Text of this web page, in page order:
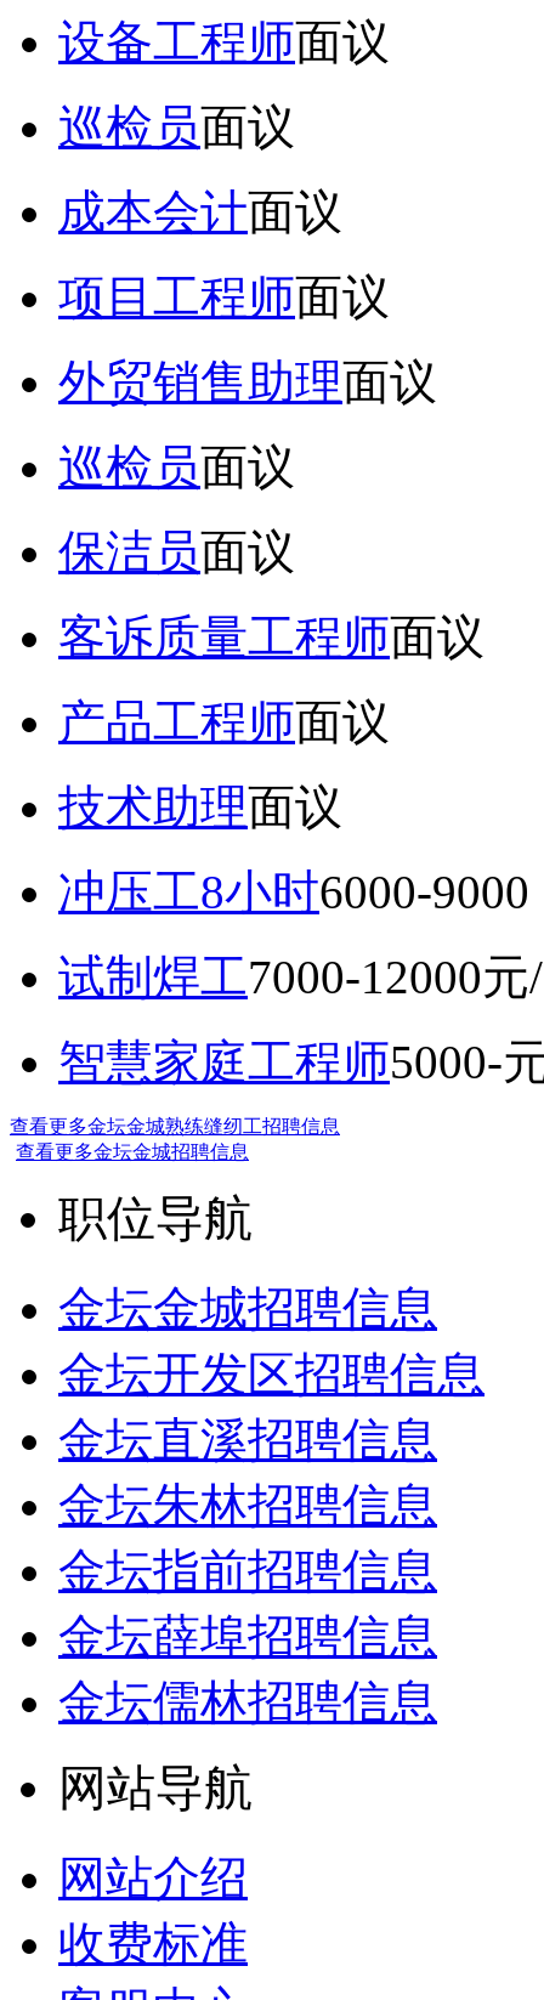
设备工程师面议
巡检员面议
成本会计面议
项目工程师面议
外贸销售助理面议
巡检员面议
保洁员面议
客诉质量工程师面议
产品工程师面议
技术助理面议
冲压工8小时6000-
试制焊工7000-12000元
智慧家庭工程师5000-
查看更多金坛金城熟练缝纫工招聘信息
查看更多金坛金城招聘信息
职位导航
金坛金城招聘信息
金坛开发区招聘信息
金坛直溪招聘信息
金坛朱林招聘信息
金坛指前招聘信息
金坛薛埠招聘信息
金坛儒林招聘信息
网站导航
网站介绍
收费标准